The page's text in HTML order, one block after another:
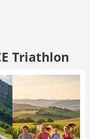
Triathlon